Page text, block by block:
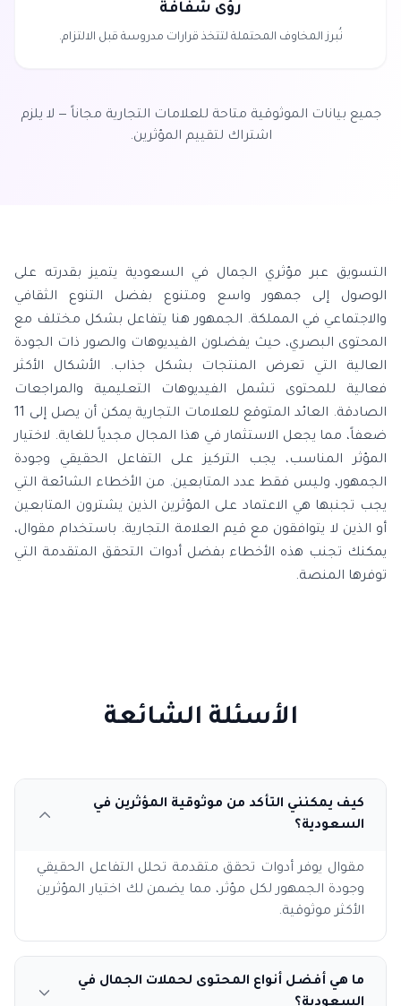
رؤى شفافة
نُبرز المخاوف المحتملة لتتخذ قرارات مدروسة قبل الالتزام.
جميع بيانات الموثوقية متاحة للعلامات التجارية مجاناً — لا يلزم
اشتراك لتقييم المؤثرين.
التسويق عبر مؤثري الجمال في السعودية يتميز بقدرته على
الوصول إلى جمهور واسع ومتنوع بفضل التنوع الثقافي
والاجتماعي في المملكة. الجمهور هنا يتفاعل بشكل مختلف مع
المحتوى البصري، حيث يفضلون الفيديوهات والصور ذات الجودة
العالية التي تعرض المنتجات بشكل جذاب. الأشكال الأكثر
فعالية للمحتوى تشمل الفيديوهات التعليمية والمراجعات
الصادقة. العائد المتوقع للعلامات التجارية يمكن أن يصل إلى 11
ضعفاً، مما يجعل الاستثمار في هذا المجال مجدياً للغاية. لاختيار
المؤثر المناسب، يجب التركيز على التفاعل الحقيقي وجودة
الجمهور، وليس فقط عدد المتابعين. من الأخطاء الشائعة التي
يجب تجنبها هي الاعتماد على المؤثرين الذين يشترون المتابعين
أو الذين لا يتوافقون مع قيم العلامة التجارية. باستخدام مقوال،
يمكنك تجنب هذه الأخطاء بفضل أدوات التحقق المتقدمة التي
توفرها المنصة.
الأسئلة الشائعة
كيف يمكنني التأكد من موثوقية المؤثرين في
السعودية؟
مقوال يوفر أدوات تحقق متقدمة تحلل التفاعل الحقيقي
وجودة الجمهور لكل مؤثر، مما يضمن لك اختيار المؤثرين
الأكثر موثوقية.
ما هي أفضل أنواع المحتوى لحملات الجمال في